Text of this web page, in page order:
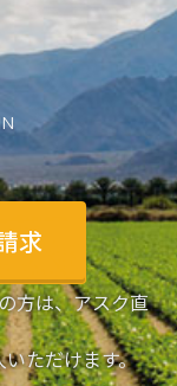
求
方は、アスク直
ただけます。